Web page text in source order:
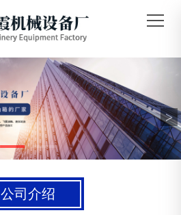
>
公司介绍